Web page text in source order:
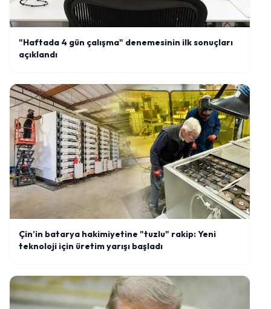
"Haftada 4 gün çalışma" denemesinin ilk sonuçları
açıklandı
Çin’in batarya hakimiyetine "tuzlu" rakip: Yeni
teknoloji için üretim yarışı başladı